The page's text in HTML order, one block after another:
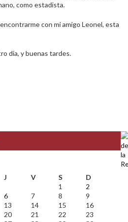
como estadista.
con mi amigo Leonel, esta
día, y buenas tardes.
J V S
D
1
2
6 7 8
9
13 14 15
16
20 21 22
23